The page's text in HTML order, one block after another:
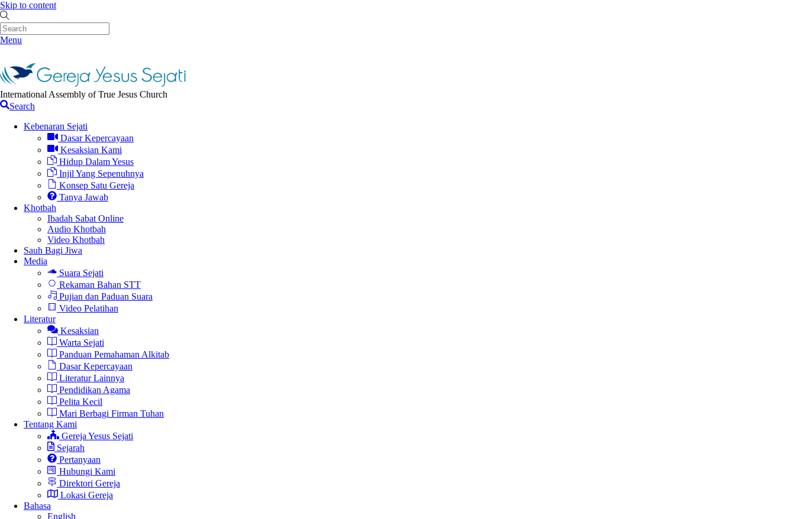
Skip to content
Menu
International Assembly of True Jesus Church
Search
Kebenaran Sejati
Dasar Kepercayaan
Kesaksian Kami
Hidup Dalam Yesus
Injil Yang Sepenuhnya
Konsep Satu Gereja
Tanya Jawab
Khotbah
Ibadah Sabat Online
Audio Khotbah
Video Khotbah
Sauh Bagi Jiwa
Media
Suara Sejati
Rekaman Bahan STT
Pujian dan Paduan Suara
Video Pelatihan
Literatur
Kesaksian
Warta Sejati
Panduan Pemahaman Alkitab
Dasar Kepercayaan
Literatur Lainnya
Pendidikan Agama
Pelita Kecil
Mari Berbagi Firman Tuhan
Tentang Kami
Gereja Yesus Sejati
Sejarah
Pertanyaan
Hubungi Kami
Direktori Gereja
Lokasi Gereja
Bahasa
English